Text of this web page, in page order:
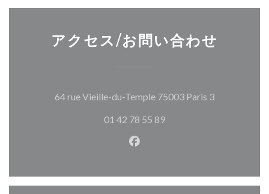
アクセス/お問い合わせ
64 rue Vieille-du-Temple 75003 Paris 3((新しいウ
01 42 78 55 89
Facebook ((新しいウィン